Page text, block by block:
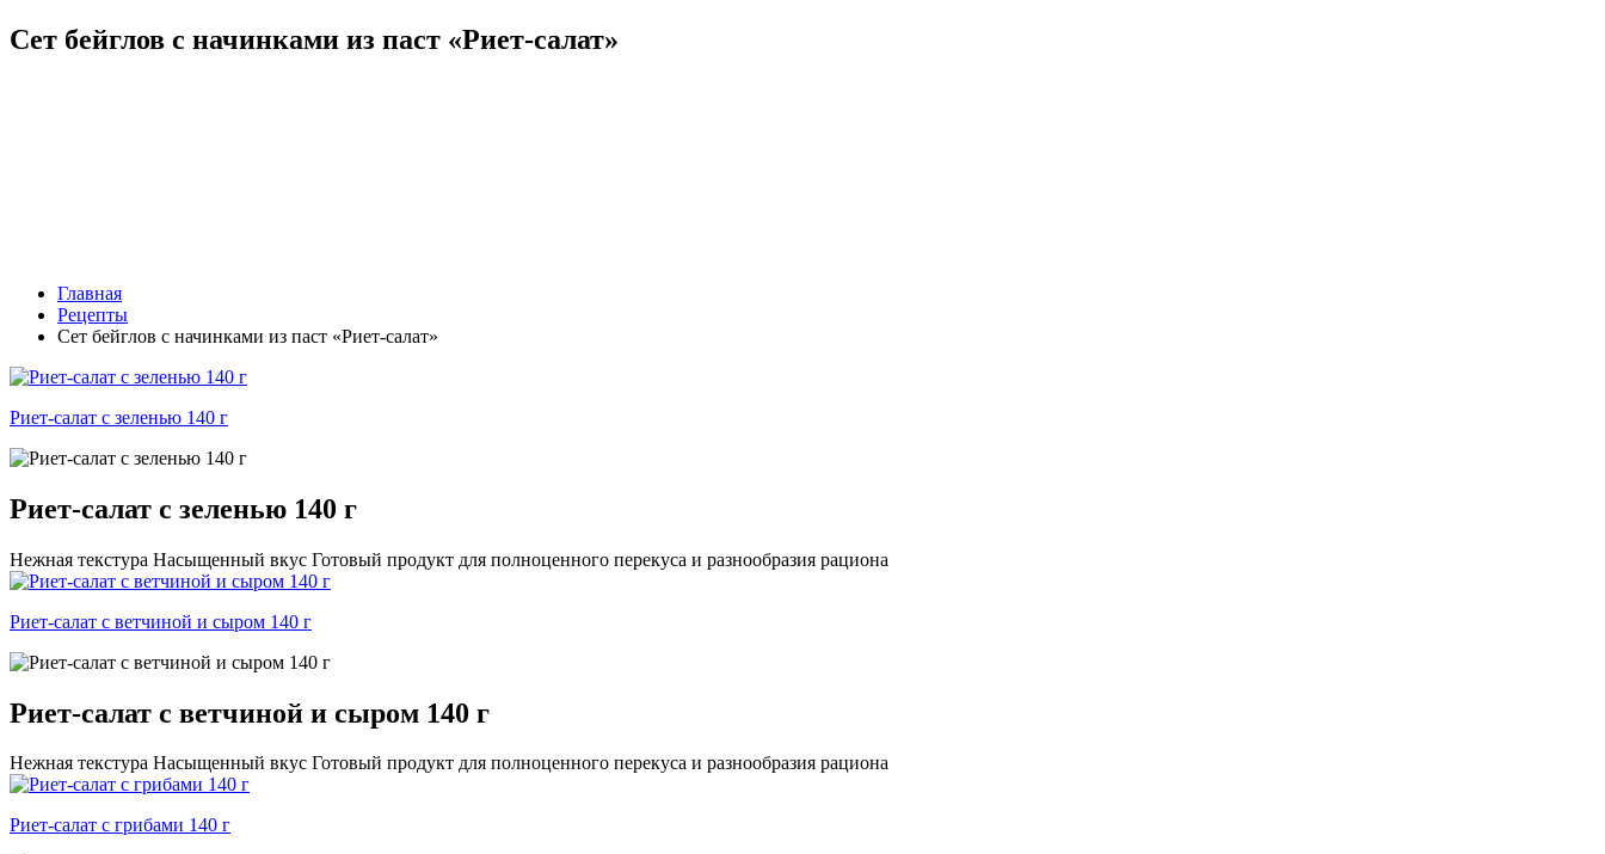
Сет бейглов с начинками из паст «Риет-салат»
Главная
Рецепты
Сет бейглов с начинками из паст «Риет-салат»
Риет-салат с зеленью 140 г
Риет-салат с зеленью 140 г
Нежная текстура Насыщенный вкус Готовый продукт для полноценного перекуса и разнообразия рациона
Риет-салат с ветчиной и сыром 140 г
Риет-салат с ветчиной и сыром 140 г
Нежная текстура Насыщенный вкус Готовый продукт для полноценного перекуса и разнообразия рациона
Риет-салат с грибами 140 г